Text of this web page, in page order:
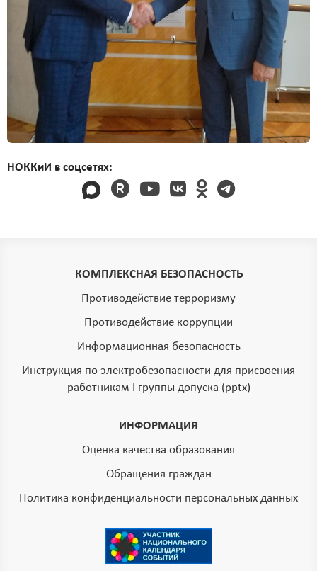
НОККиИ в соцсетях:
КОМПЛЕКСНАЯ БЕЗОПАСНОСТЬ
Противодействие терроризму
Противодействие коррупции
Информационная безопасность
Инструкция по электробезопасности для присвоения
работникам I группы допуска (pptx)
ИНФОРМАЦИЯ
Оценка качества образования
Обращения граждан
Политика конфиденциальности персональных данных